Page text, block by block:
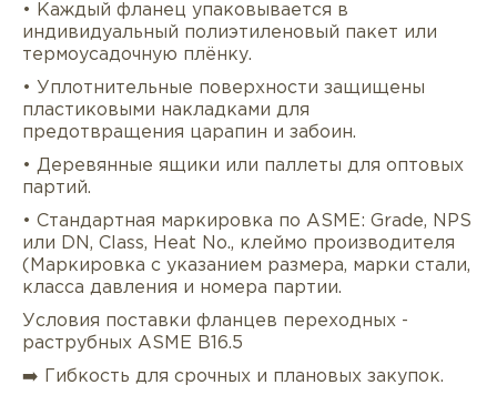
• Каждый фланец упаковывается в
индивидуальный полиэтиленовый пакет или
термоусадочную плёнку.
• Уплотнительные поверхности защищены
пластиковыми накладками для
предотвращения царапин и забоин.
• Деревянные ящики или паллеты для оптовых
партий.
• Стандартная маркировка по ASME: Grade, NPS
или DN, Class, Heat No., клеймо производителя
(Маркировка с указанием размера, марки стали,
класса давления и номера партии.
Условия поставки фланцев переходных -
раструбных ASME B16.5
➡️ Гибкость для срочных и плановых закупок.